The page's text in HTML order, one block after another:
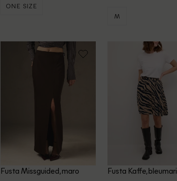
ONE SIZE
M
Fusta Missguided, maro Fusta Kaffe,